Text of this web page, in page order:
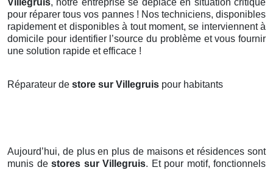
Villegruis, notre entreprise se déplace en situation critique
pour réparer tous vos pannes ! Nos techniciens, disponibles
rapidement et disponibles à tout moment, se interviennent à
domicile pour identifier l’source du problème et vous fournir
une solution rapide et efficace !
Réparateur de store sur Villegruis pour habitants
Aujourd’hui, de plus en plus de maisons et résidences sont
munis de stores sur Villegruis. Et pour motif, fonctionnels